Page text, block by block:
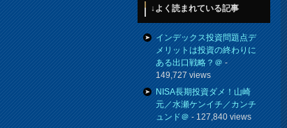
↓よく読まれている記事
インデックス投資問題点デ
メリットは投資の終わりに
ある出口戦略？＠-
149,727 views
NISA長期投資ダメ！山崎
元／水瀬ケンイチ／カンチ
ュンド＠- 127,840 views